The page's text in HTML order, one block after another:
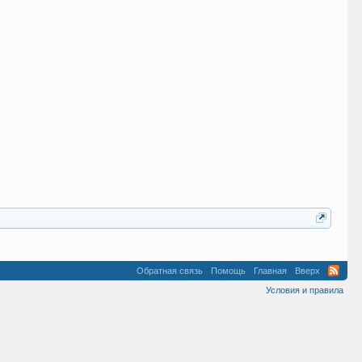
Обратная связь Помощь Главная
Вверх
Условия и правила